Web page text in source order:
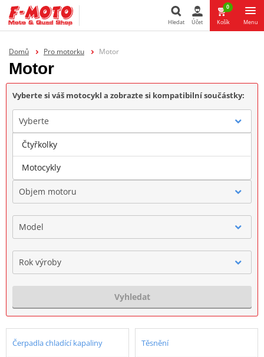
Hledat Účet
0
Košík Menu
Domů Pro motorku Motor
Motor
Vyberte si váš motocykl a zobrazte si kompatibilní součástky:
Vyberte
Značka
Objem motoru
Model
Rok výroby
Vyhledat
Čerpadla chladící kapaliny Těsnění
Čtyřkolky
Motocykly